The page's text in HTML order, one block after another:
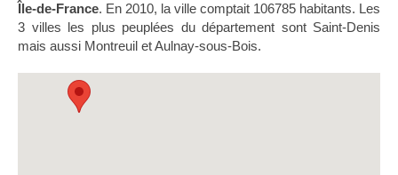
Île-de-France. En 2010, la ville comptait 106785 habitants. Les
3 villes les plus peuplées du département sont Saint-Denis
mais aussi Montreuil et Aulnay-sous-Bois.